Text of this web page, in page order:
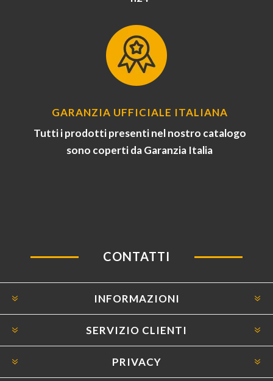
GARANZIA UFFICIALE ITALIANA
Tutti i prodotti presenti nel nostro catalogo
sono coperti da Garanzia Italia
CONTATTI
INFORMAZIONI
SERVIZIO CLIENTI
PRIVACY